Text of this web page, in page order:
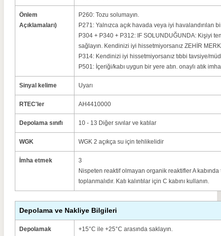
Önlem
Açıklamaları)
P260: Tozu solumayın.
P271: Yalnızca açık havada veya iyi havalandırılan
P304 + P340 + P312: IF SOLUNDUĞUNDA: Kişiyi
sağlayın. Kendinizi iyi hissetmiyorsanız ZEHİR
P314: Kendinizi iyi hissetmiyorsanız tıbbi tavsiye/
P501: İçeriği/kabı uygun bir yere atın. onaylı atık
Sinyal kelime Uyarı
RTEC'ler AH4410000
Depolama sınıfı 10 - 13 Diğer sıvılar ve katılar
WGK WGK 2 açıkça su için tehlikelidir
İmha etmek
3
Nispeten reaktif olmayan organik reaktifler A
toplanmalıdır. Katı kalıntılar için C kabını kullanın.
Depolama ve Nakliye Bilgileri
Depolamak +15°C ile +25°C arasında saklayın.